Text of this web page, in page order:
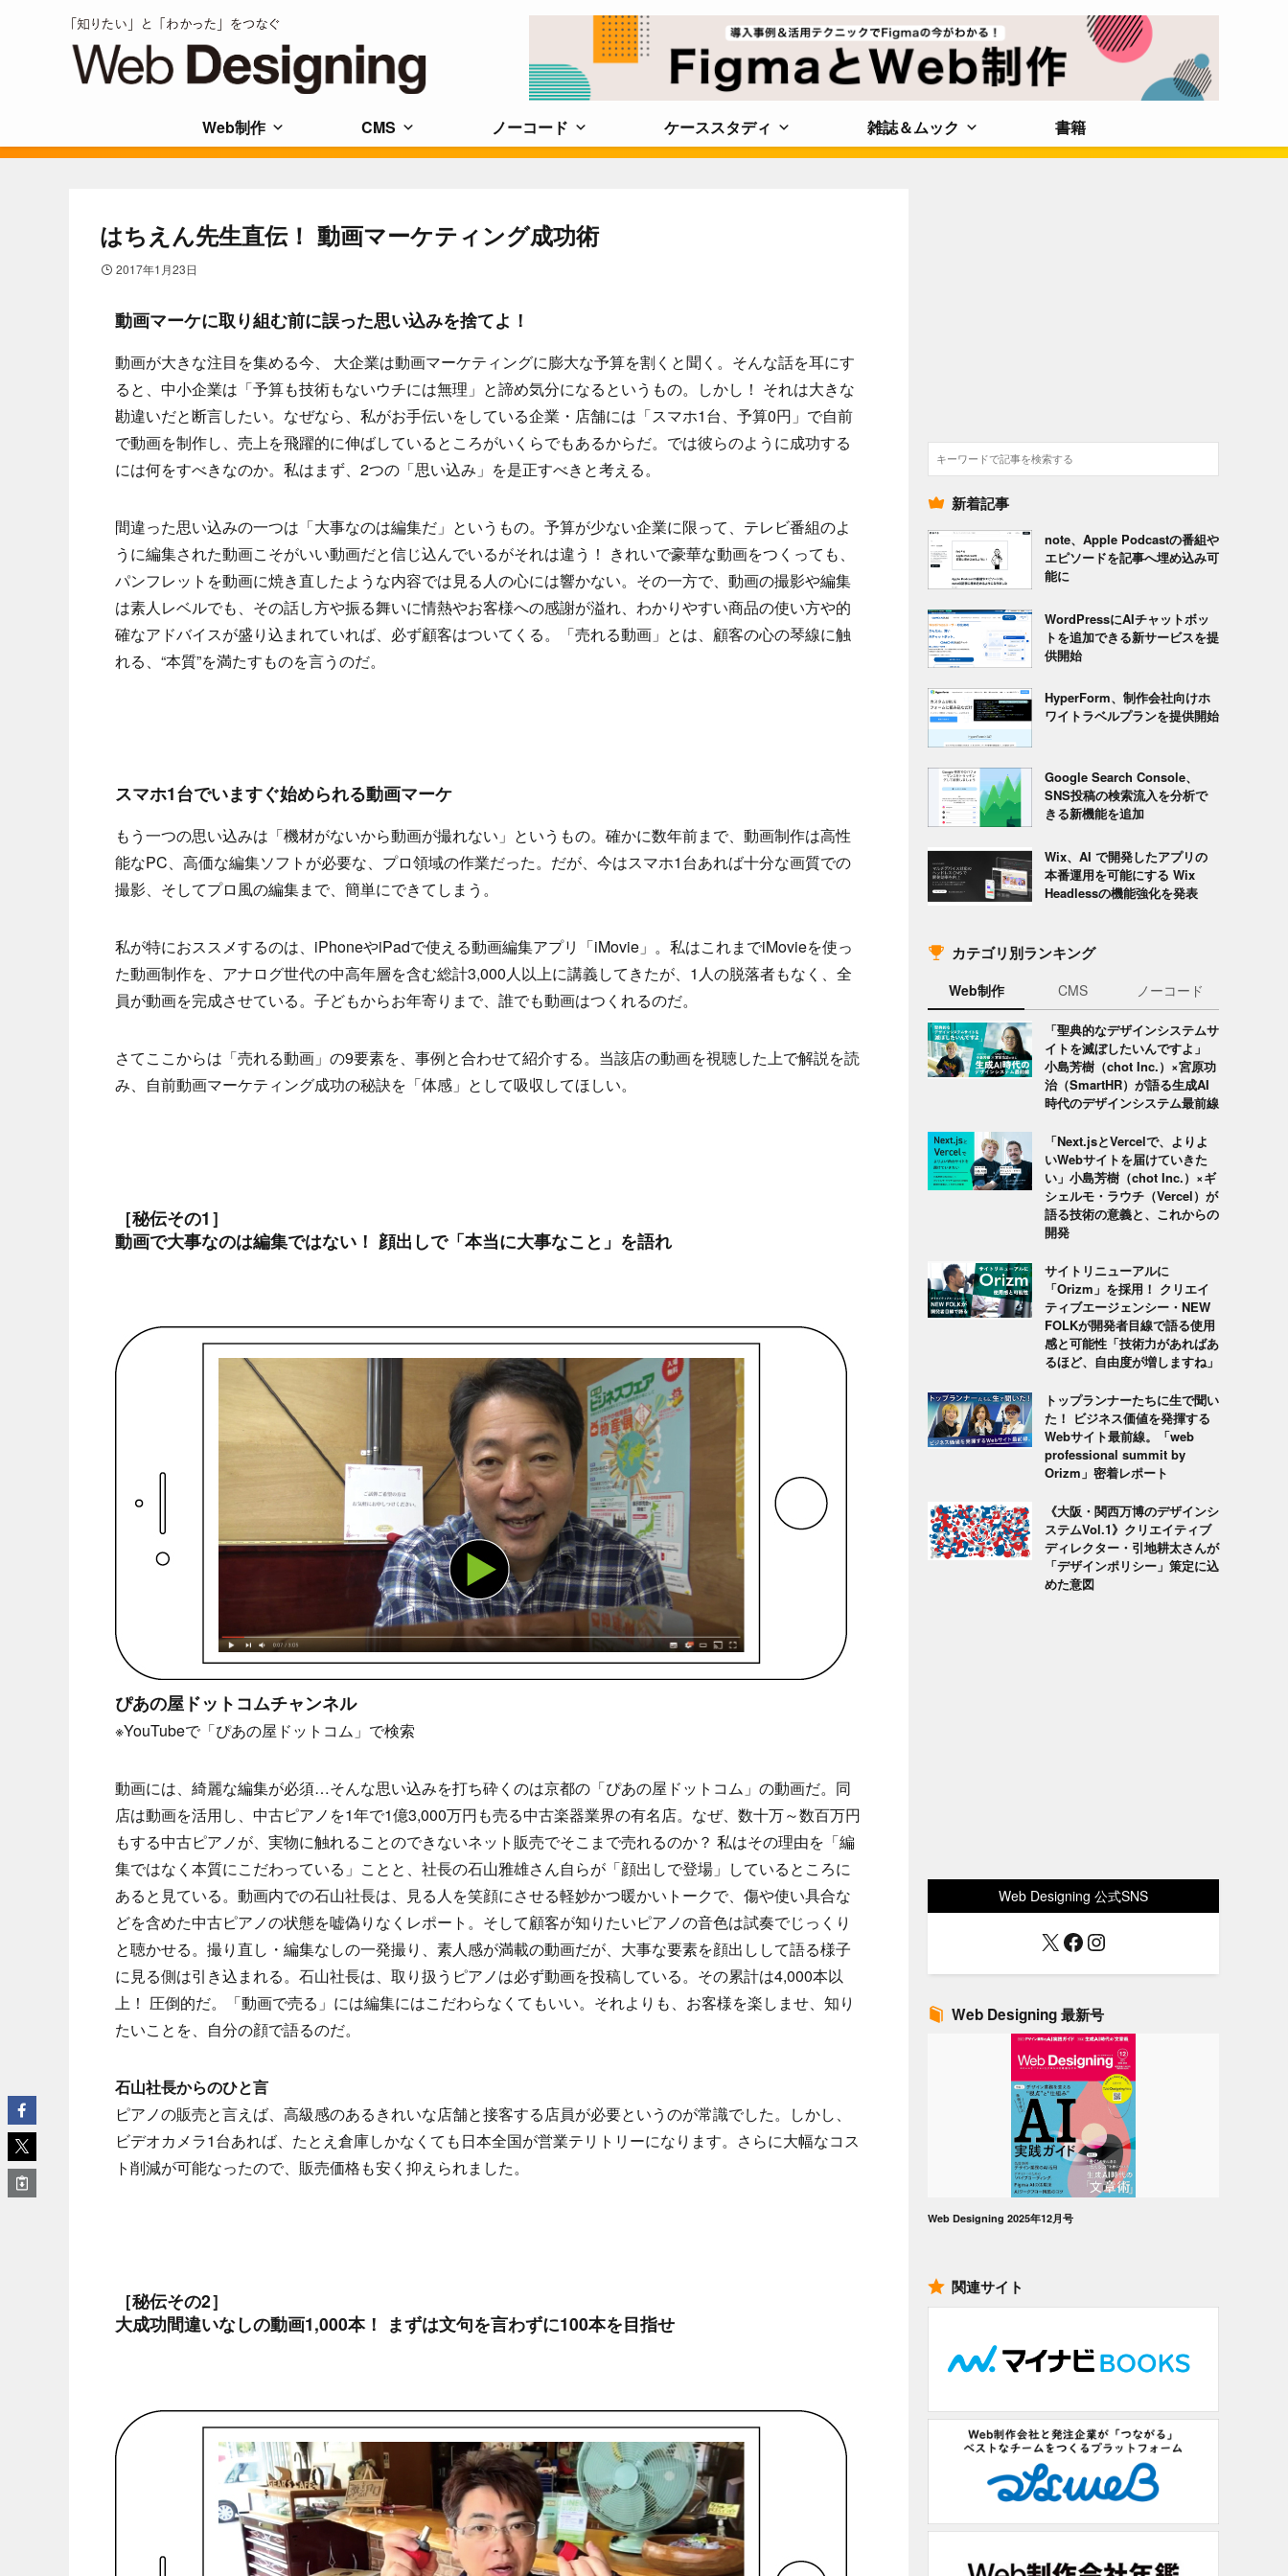
Web制作 CMS ノーコード ケーススタディ 雑誌＆ムック 書籍
はちえん先生直伝！ 動画マーケティング成功術
2017年1月23日
動画マーケに取り組む前に誤った思い込みを捨てよ！
動画が大きな注目を集める今、 大企業は動画マーケティングに膨大な予算を割くと聞く。そんな話を耳にす
ると、中小企業は「予算も技術もないウチには無理」と諦め気分になるというもの。しかし！ それは大きな
勘違いだと断言したい。なぜなら、私がお手伝いをしている企業・店舗には「スマホ1台、予算0円」で自前
で動画を制作し、売上を飛躍的に伸ばしているところがいくらでもあるからだ。では彼らのように成功する
には何をすべきなのか。私はまず、2つの「思い込み」を是正すべきと考える。
間違った思い込みの一つは「大事なのは編集だ」というもの。予算が少ない企業に限って、テレビ番組のよ
うに編集された動画こそがいい動画だと信じ込んでいるがそれは違う！ きれいで豪華な動画をつくっても、
パンフレットを動画に焼き直したような内容では見る人の心には響かない。その一方で、動画の撮影や編集
は素人レベルでも、その話し方や振る舞いに情熱やお客様への感謝が溢れ、わかりやすい商品の使い方や的
確なアドバイスが盛り込まれていれば、必ず顧客はついてくる。「売れる動画」とは、顧客の心の琴線に触
れる、“本質”を満たすものを言うのだ。
スマホ1台でいますぐ始められる動画マーケ
もう一つの思い込みは「機材がないから動画が撮れない」というもの。確かに数年前まで、動画制作は高性
能なPC、高価な編集ソフトが必要な、プロ領域の作業だった。だが、今はスマホ1台あれば十分な画質での
撮影、そしてプロ風の編集まで、簡単にできてしまう。
私が特におススメするのは、iPhoneやiPadで使える動画編集アプリ「iMovie」。私はこれまでiMovieを使っ
た動画制作を、アナログ世代の中高年層を含む総計3,000人以上に講義してきたが、1人の脱落者もなく、全
員が動画を完成させている。子どもからお年寄りまで、誰でも動画はつくれるのだ。
さてここからは「売れる動画」の9要素を、事例と合わせて紹介する。当該店の動画を視聴した上で解説を読
み、自前動画マーケティング成功の秘訣を「体感」として吸収してほしい。
［秘伝その1］
動画で大事なのは編集ではない！ 顔出しで「本当に大事なこと」を語れ
ぴあの屋ドットコムチャンネル
※YouTubeで「ぴあの屋ドットコム」で検索
動画には、綺麗な編集が必須…そんな思い込みを打ち砕くのは京都の「ぴあの屋ドットコム」の動画だ。同
店は動画を活用し、中古ピアノを1年で1億3,000万円も売る中古楽器業界の有名店。なぜ、数十万～数百万円
もする中古ピアノが、実物に触れることのできないネット販売でそこまで売れるのか？ 私はその理由を「編
集ではなく本質にこだわっている」ことと、社長の石山雅雄さん自らが「顔出しで登場」しているところに
あると見ている。動画内での石山社長は、見る人を笑顔にさせる軽妙かつ暖かいトークで、傷や使い具合な
どを含めた中古ピアノの状態を嘘偽りなくレポート。そして顧客が知りたいピアノの音色は試奏でじっくり
と聴かせる。撮り直し・編集なしの一発撮り、素人感が満載の動画だが、大事な要素を顔出しして語る様子
に見る側は引き込まれる。石山社長は、取り扱うピアノは必ず動画を投稿している。その累計は4,000本以
上！ 圧倒的だ。「動画で売る」には編集にはこだわらなくてもいい。それよりも、お客様を楽しませ、知り
たいことを、自分の顔で語るのだ。
石山社長からのひと言
ピアノの販売と言えば、高級感のあるきれいな店舗と接客する店員が必要というのが常識でした。しかし、
ビデオカメラ1台あれば、たとえ倉庫しかなくても日本全国が営業テリトリーになります。さらに大幅なコス
ト削減が可能なったので、販売価格も安く抑えられました。
［秘伝その2］
大成功間違いなしの動画1,000本！ まずは文句を言わずに100本を目指せ
検
索
新着記事
note、Apple Podcastの番組や
エピソードを記事へ埋め込み可
能に
WordPressにAIチャットボッ
トを追加できる新サービスを提
供開始
HyperForm、制作会社向けホ
ワイトラベルプランを提供開始
Google Search Console、
SNS投稿の検索流入を分析で
きる新機能を追加
Wix、AI で開発したアプリの
本番運用を可能にする Wix
Headlessの機能強化を発表
カテゴリ別ランキング
Web制作 CMS ノーコード
「聖典的なデザインシステムサ
イトを滅ぼしたいんですよ」
小島芳樹（chot Inc.）×宮原功
治（SmartHR）が語る生成AI
時代のデザインシステム最前線
「Next.jsとVercelで、よりよ
いWebサイトを届けていきた
い」小島芳樹（chot Inc.）×ギ
シェルモ・ラウチ（Vercel）が
語る技術の意義と、これからの
開発
サイトリニューアルに
「Orizm」を採用！ クリエイ
ティブエージェンシー・NEW
FOLKが開発者目線で語る使用
感と可能性「技術力があればあ
るほど、自由度が増しますね」
トップランナーたちに生で聞い
た！ ビジネス価値を発揮する
Webサイト最前線。「web
professional summit by
Orizm」密着レポート
《大阪・関西万博のデザインシ
ステムVol.1》クリエイティブ
ディレクター・引地耕太さんが
「デザインポリシー」策定に込
めた意図
Web Designing 公式SNS
X Facebook
Instagram
Web Designing 最新号
Web Designing 2025年12月号
関連サイト